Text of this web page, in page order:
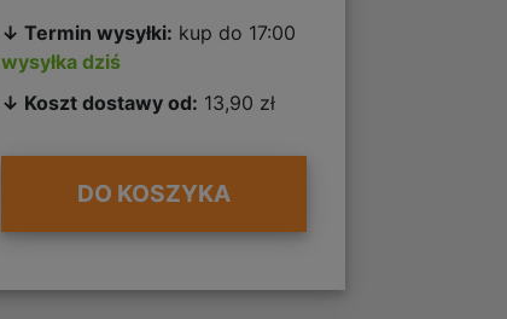
↓ Termin wysyłki: kup do 17:00
wysyłka dziś
↓ Koszt dostawy od: 13,90 zł
DO KOSZYKA